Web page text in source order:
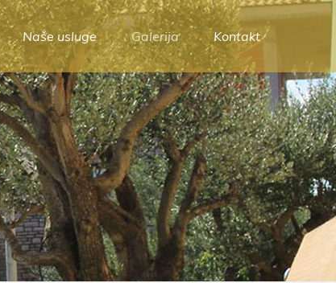
Naše usluge Galerija Kontakt